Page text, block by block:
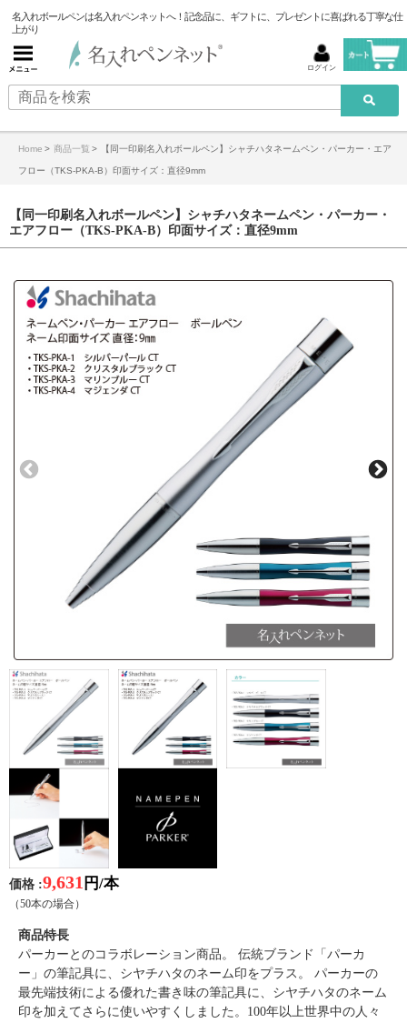
名入れボールペンは名入れペンネットへ！記念品に、ギフトに、プレゼントに喜ばれる丁寧な仕
上がり
ログイン
Home > 商品一覧 > 【同一印刷名入れボールペン】シャチハタネームペン・パーカー・エア
フロー（TKS-PKA-B）印面サイズ：直径9mm
【同一印刷名入れボールペン】シャチハタネームペン・パーカー・
エアフロー（TKS-PKA-B）印面サイズ：直径9mm
価格 :9,631 円/本
（50本の場合）
商品特長
パーカーとのコラボレーション商品。 伝統ブランド「パーカ
ー」の筆記具に、シヤチハタのネーム印をプラス。 パーカーの
最先端技術による優れた書き味の筆記具に、シヤチハタのネーム
印を加えてさらに使いやすくしました。100年以上世界中の人々